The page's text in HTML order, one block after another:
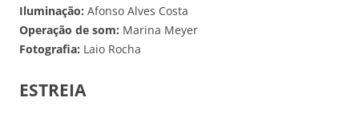
Iluminação: Afonso Alves Costa
Operação de som: Marina Meyer
Fotografia: Laio Rocha
ESTREIA